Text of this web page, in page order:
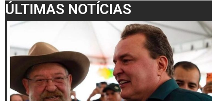
ÚLTIMAS NOTÍCIAS